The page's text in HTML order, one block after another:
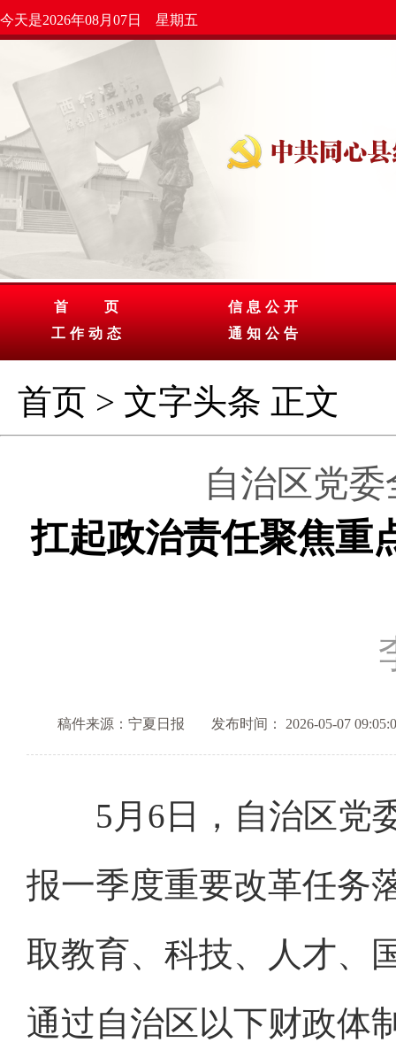
今天是2026年08月07日 星期五
首 页
工作动态
信息公开
通知公告
首页 > 文字头条 正文
自治区党
扛起政治责任聚焦重
稿件来源：宁夏日报 发布时间： 2026-05-07
5月6日，自治区党委
报一季度重要改革任务
取教育、科技、人才、
通过自治区以下财政体